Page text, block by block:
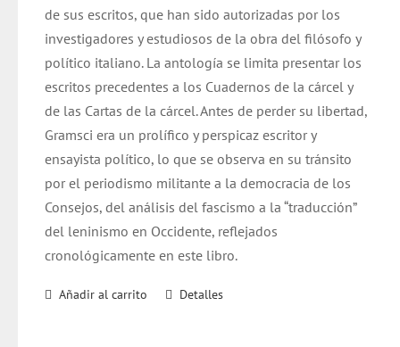
de sus escritos, que han sido autorizadas por los
investigadores y estudiosos de la obra del filósofo y
político italiano. La antología se limita presentar los
escritos precedentes a los Cuadernos de la cárcel y
de las Cartas de la cárcel. Antes de perder su libertad,
Gramsci era un prolífico y perspicaz escritor y
ensayista político, lo que se observa en su tránsito
por el periodismo militante a la democracia de los
Consejos, del análisis del fascismo a la “traducción”
del leninismo en Occidente, reflejados
cronológicamente en este libro.
Añadir al carrito Detalles